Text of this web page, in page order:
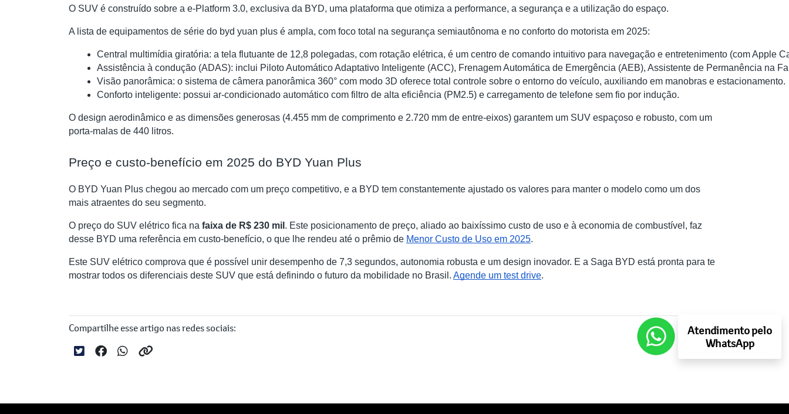
O SUV é construído sobre a e-Platform 3.0, exclusiva da BYD, uma plataforma que otimiza a performance, a segurança e a utilização do espaço.
A lista de equipamentos de série do byd yuan plus é ampla, com foco total na segurança semiautônoma e no conforto do motorista em 2025:
Central multimídia giratória: a tela flutuante de 12,8 polegadas, com rotação elétrica, é um centro de comando intuitivo para navegação e entretenimento (com Apple
Assistência à condução (ADAS): inclui Piloto Automático Adaptativo Inteligente (ACC), Frenagem Automática de Emergência (AEB), Assistente de Permanência na
Visão panorâmica: o sistema de câmera panorâmica 360° com modo 3D oferece total controle sobre o entorno do veículo, auxiliando em manobras e estacionamento.
Conforto inteligente: possui ar-condicionado automático com filtro de alta eficiência (PM2.5) e carregamento de telefone sem fio por indução.
O design aerodinâmico e as dimensões generosas (4.455 mm de comprimento e 2.720 mm de entre-eixos) garantem um SUV espaçoso e robusto, com um
porta-malas de 440 litros.
Preço e custo-benefício em 2025 do BYD Yuan Plus
O BYD Yuan Plus chegou ao mercado com um preço competitivo, e a BYD tem constantemente ajustado os valores para manter o modelo como um dos
mais atraentes do seu segmento.
O preço do SUV elétrico fica na faixa de R$ 230 mil . Este posicionamento de preço, aliado ao baixíssimo custo de uso e à economia de combustível, faz
desse BYD uma referência em custo-benefício, o que lhe rendeu até o prêmio de Menor Custo de Uso em 2025.
Este SUV elétrico comprova que é possível unir desempenho de 7,3 segundos, autonomia robusta e um design inovador. E a Saga BYD está pronta para te
mostrar todos os diferenciais deste SUV que está definindo o futuro da mobilidade no Brasil. Agende um test drive.
Compartilhe esse artigo nas redes sociais:
Atendimento pelo
WhatsApp